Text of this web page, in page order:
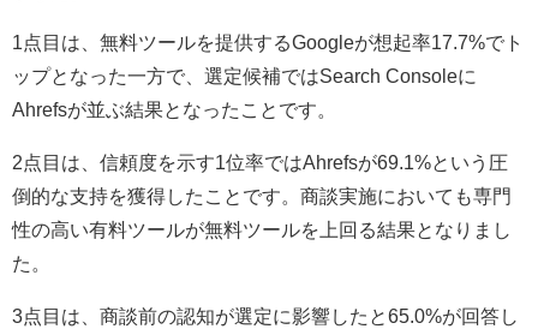
1点目は、無料ツールを提供するGoogleが想起率17.7%でト
ップとなった一方で、選定候補ではSearch Consoleに
Ahrefsが並ぶ結果となったことです。
2点目は、信頼度を示す1位率ではAhrefsが69.1%という圧
倒的な支持を獲得したことです。商談実施においても専門
性の高い有料ツールが無料ツールを上回る結果となりまし
た。
3点目は、商談前の認知が選定に影響したと65.0%が回答し